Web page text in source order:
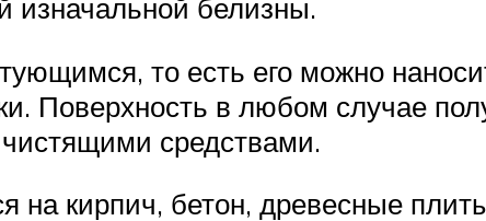
изначальной белизны.
то есть его можно
Поверхность в любом случае
средствами.
кирпич, бетон, древесные